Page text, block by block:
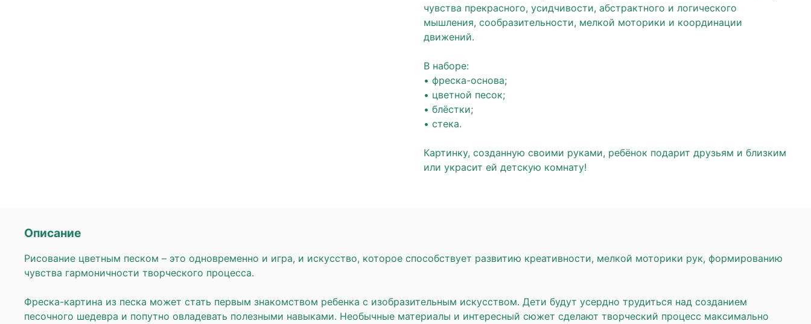
чувства прекрасного, усидчивости, абстрактного и логического
мышления, сообразительности, мелкой моторики и координации
движений.
В наборе:
• фреска-основа;
• цветной песок;
• блёстки;
• стека.
Картинку, созданную своими руками, ребёнок подарит друзьям и близким
или украсит ей детскую комнату!
Описание
Рисование цветным песком – это одновременно и игра, и искусство, которое способствует развитию креативности, мелкой моторики рук, формированию
чувства гармоничности творческого процесса.
Фреска-картина из песка может стать первым знакомством ребенка с изобразительным искусством. Дети будут усердно трудиться над созданием
песочного шедевра и попутно овладевать полезными навыками. Необычные материалы и интересный сюжет сделают творческий процесс максимально